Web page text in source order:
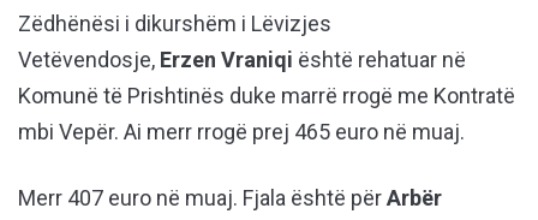
Zëdhënësi i dikurshëm i Lëvizjes
Vetëvendosje, Erzen Vraniqi është rehatuar në
Komunë të Prishtinës duke marrë rrogë me Kontratë
mbi Vepër. Ai merr rrogë prej 465 euro në muaj.
Merr 407 euro në muaj. Fjala është përArbër